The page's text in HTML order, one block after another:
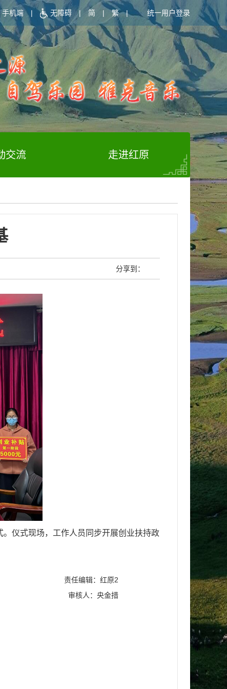
手机端 | 无障碍 | 简 | 繁 | 统一用户登录
交流 走进红原
分享到：
仪式现场，工作人员同步开展创业扶持政
责任编辑：红原2
审核人：央金措